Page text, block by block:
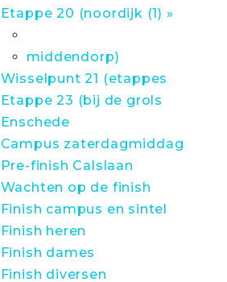
Etappe 20 (noordijk (1) »
middendorp)
Wisselpunt 21 (etappes
Etappe 23 (bij de grols
Enschede
Campus zaterdagmiddag
Pre-finish Calslaan
Wachten op de finish
Finish campus en sintel
Finish heren
Finish dames
Finish diversen